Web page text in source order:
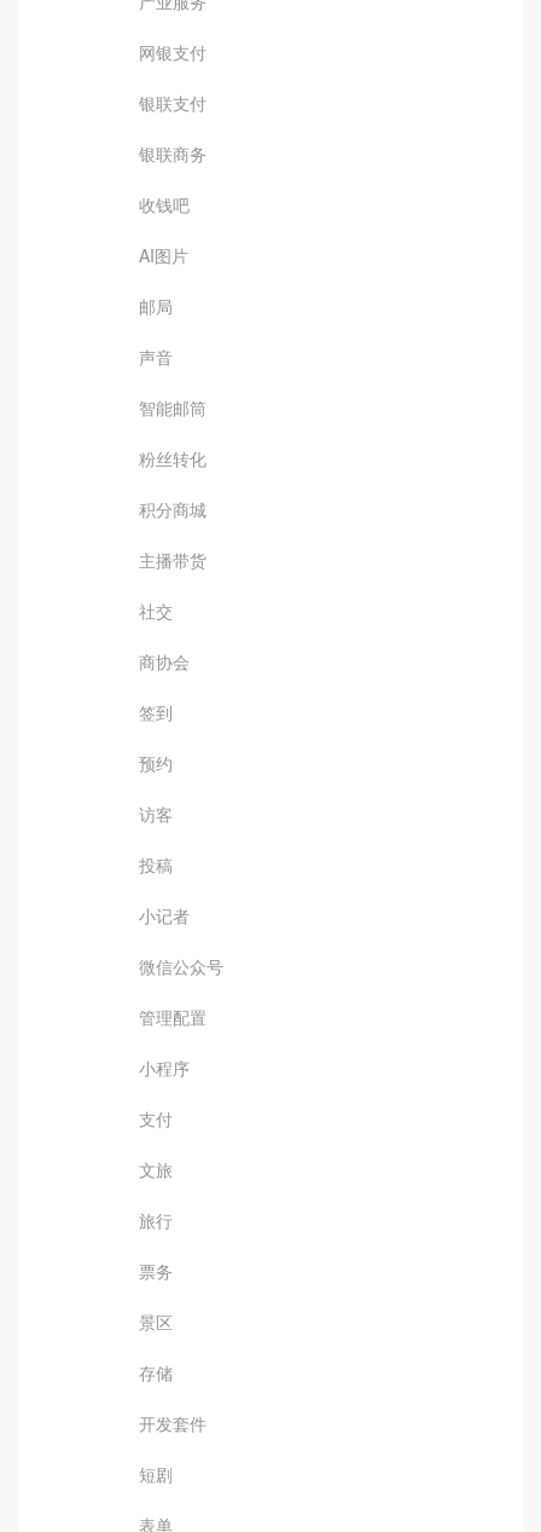
网银支付
银联支付
银联商务
收钱吧
AI图片
邮局
声音
智能邮筒
粉丝转化
积分商城
主播带货
社交
商协会
签到
预约
访客
投稿
小记者
微信公众号
管理配置
小程序
支付
文旅
旅行
票务
景区
存储
开发套件
短剧
表单